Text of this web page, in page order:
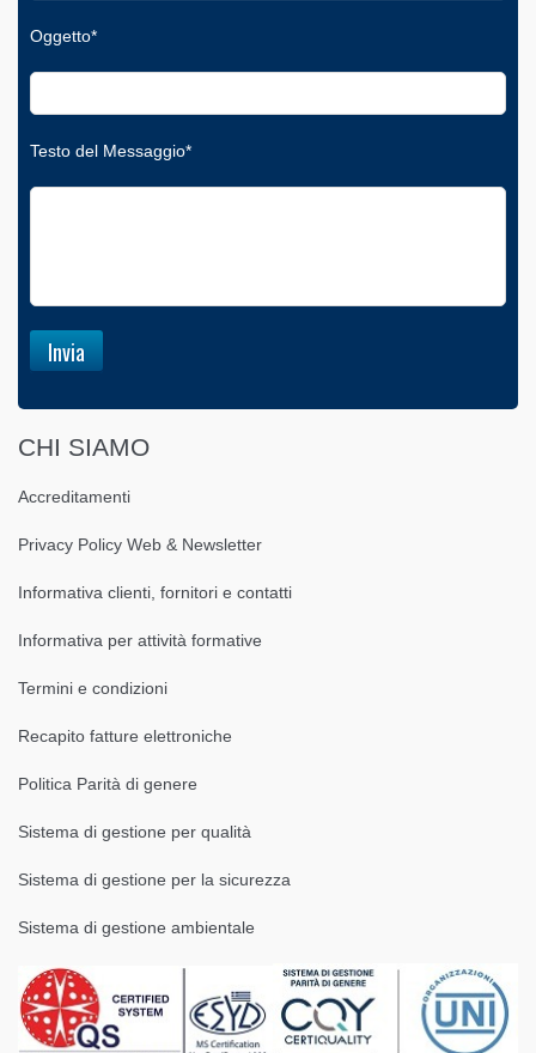
Oggetto*
Testo del Messaggio*
CHI SIAMO
Accreditamenti
Privacy Policy Web & Newsletter
Informativa clienti, fornitori e contatti
Informativa per attività formative
Termini e condizioni
Recapito fatture elettroniche
Politica Parità di genere
Sistema di gestione per qualità
Sistema di gestione per la sicurezza
Sistema di gestione ambientale